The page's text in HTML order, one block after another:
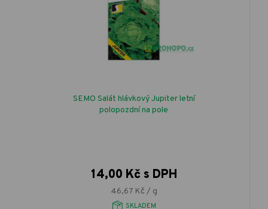
SEMO Salát hlávkový Jupiter letní
polopozdní na pole
14,00 Kč s DPH
46,67 Kč / g
SKLADEM